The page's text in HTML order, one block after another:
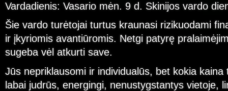
Vardadienis: Vasario mėn. 9 d. Skinijos vardo
Šie vardo turėtojai turtus kraunasi rizikuodami
ir įkyriomis avantiūromis. Netgi patyrę
sugeba vėl atkurti save.
Jūs nepriklausomi ir individualūs, bet kokia
labai judrūs, energingi, nenustygstantys vietoje,